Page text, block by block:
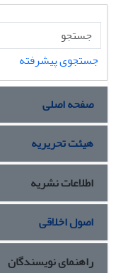
جستجوی پیشرفته
صفحه اصلی
هیئت تحریریه
اطلاعات نشریه
اصول اخلاقی
راهنمای نویسندگان